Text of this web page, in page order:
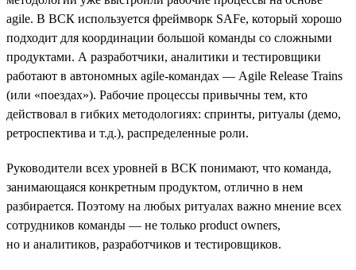
agile. В ВСК используется фреймворк SAFe, который хорошо
подходит для координации большой команды со сложными
продуктами. А разработчики, аналитики и тестировщики
работают в автономных agile-командах — Agile Release Trains
(или «поездах»). Рабочие процессы привычны тем, кто
действовал в гибких методологиях: спринты, ритуалы (демо,
ретроспектива и т.д.), распределенные роли.
Руководители всех уровней в ВСК понимают, что команда,
занимающаяся конкретным продуктом, отлично в нем
разбирается. Поэтому на любых ритуалах важно мнение всех
сотрудников команды — не только product owners,
но и аналитиков, разработчиков и тестировщиков.